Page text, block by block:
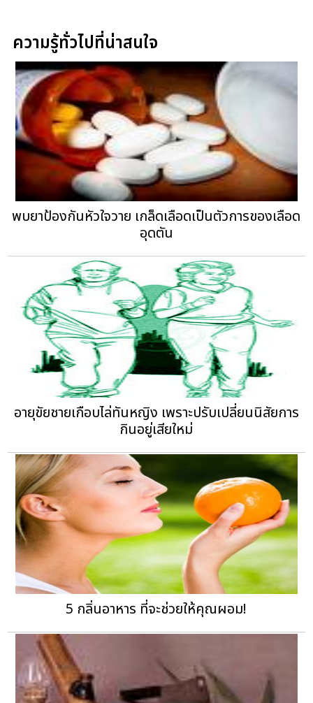
ความรู้ทั่วไปที่น่าสนใจ
พบยาป้องกันหัวใจวาย เกล็ดเลือดเป็นตัวการของเลือด
อุดตัน
อายุขัยชายเกือบไล่ทันหญิง เพราะปรับเปลี่ยนนิสัยการ
กินอยู่เสียใหม่
5 กลิ่นอาหาร ที่จะช่วยให้คุณผอม!